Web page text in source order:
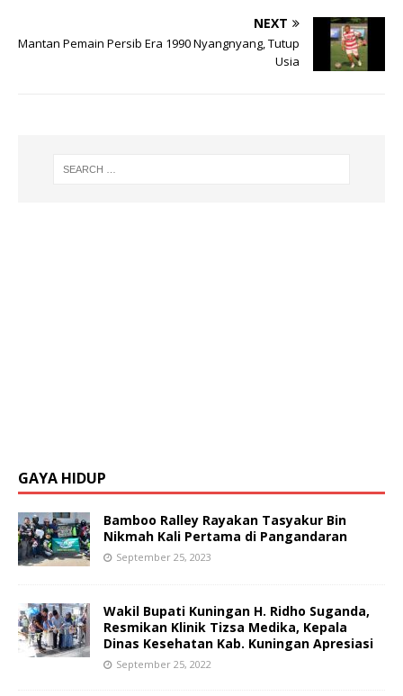
NEXT
Mantan Pemain Persib Era 1990 Nyangnyang, Tutup
Usia
GAYA HIDUP
Bamboo Ralley Rayakan Tasyakur Bin
Nikmah Kali Pertama di Pangandaran
September 25, 2023
Wakil Bupati Kuningan H. Ridho Suganda,
Resmikan Klinik Tizsa Medika, Kepala
Dinas Kesehatan Kab. Kuningan Apresiasi
September 25, 2022